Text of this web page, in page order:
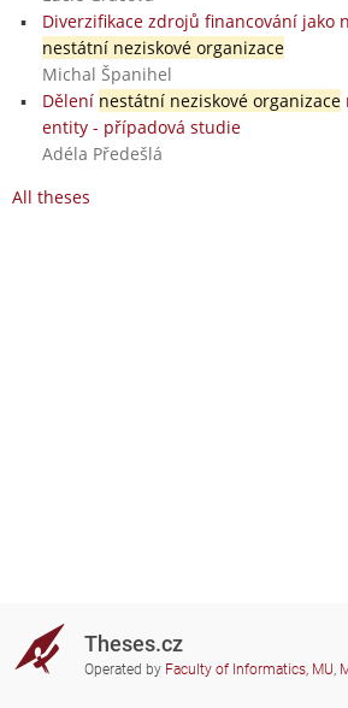
Diverzifikace zdrojů financování jako
nestátní neziskové organizace
Michal Španihel
Dělení nestátní neziskové organizace
entity - případová studie
Adéla Předešlá
All theses
Theses.cz
Operated by Faculty of Informatics, MU,